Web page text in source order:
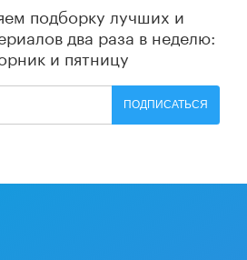
подборку лучших и
два раза в неделю:
и пятницу
ПОДПИСАТЬСЯ